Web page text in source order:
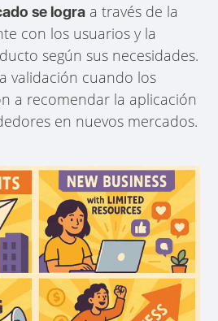
se logra a través de la
con los usuarios y la
según sus necesidades.
validación cuando los
a recomendar la aplicación
en nuevos mercados.